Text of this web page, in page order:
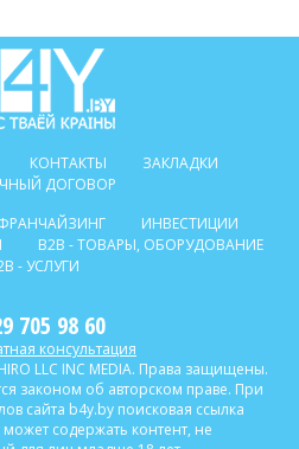
КОНТАКТЫ
ЗАКЛАДКИ
ДОГОВОР
ИНВЕСТИЦИИ
B2B - ТОВАРЫ, ОБОРУДОВАНИЕ
- УСЛУГИ
705 98 60
консультация
LLC INC MEDIA. Права защищены.
законом об авторском праве. При
сайта b4y.by поисковая ссылка
содержать контент, не